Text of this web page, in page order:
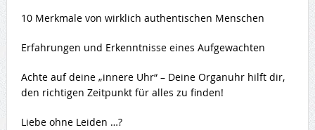
10 Merkmale von wirklich authentischen Menschen
Erfahrungen und Erkenntnisse eines Aufgewachten
Achte auf deine „innere Uhr“ – Deine Organuhr hilft dir,
den richtigen Zeitpunkt für alles zu finden!
Liebe ohne Leiden …?